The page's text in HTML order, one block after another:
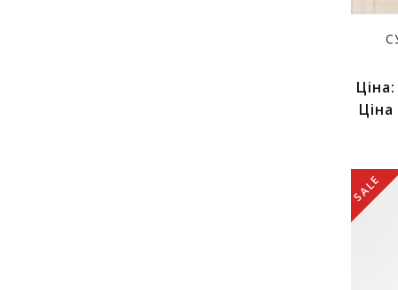
SALE